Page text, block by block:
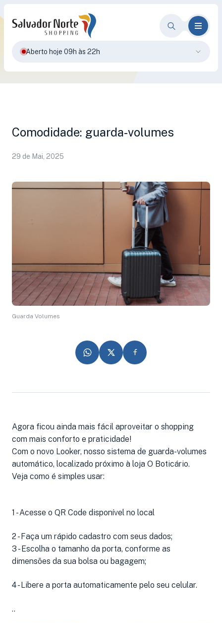
Aberto hoje 09h às 22h
Comodidade: guarda-volumes
29 de Mai, 2025
Guarda Volumes
Agora ficou ainda mais fácil aproveitar o shopping
com mais conforto e praticidade!
Com o novo Looker, nosso sistema de guarda-volumes
automático, localizado próximo à loja O Boticário.
Veja como é simples usar:
1 - Acesse o QR Code disponível no local
2 - Faça um rápido cadastro com seus dados;
3 - Escolha o tamanho da porta, conforme as
dimensões da sua bolsa ou bagagem;
4 - Libere a porta automaticamente pelo seu celular.
..